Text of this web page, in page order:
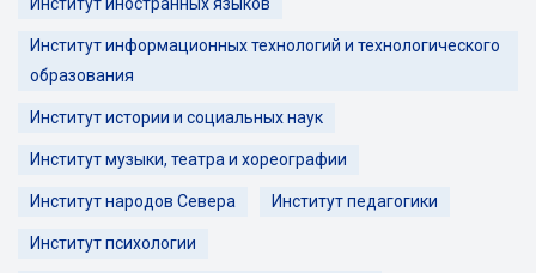
Институт информационных технологий и технологического
образования
Институт истории и социальных наук
Институт музыки, театра и хореографии
Институт народов Севера Институт педагогики
Институт психологии